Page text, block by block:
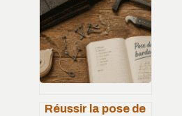
vitrocéramique : le
guide pour
trancher
Réussir la pose de